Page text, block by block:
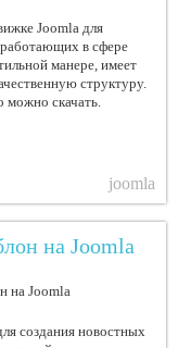
Joomla для
работающих в сфере
манере, имеет
структуру.
можно скачать.
joomla
на Joomla
создания новостных